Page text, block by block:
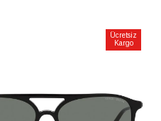
Ücretsiz
Kargo